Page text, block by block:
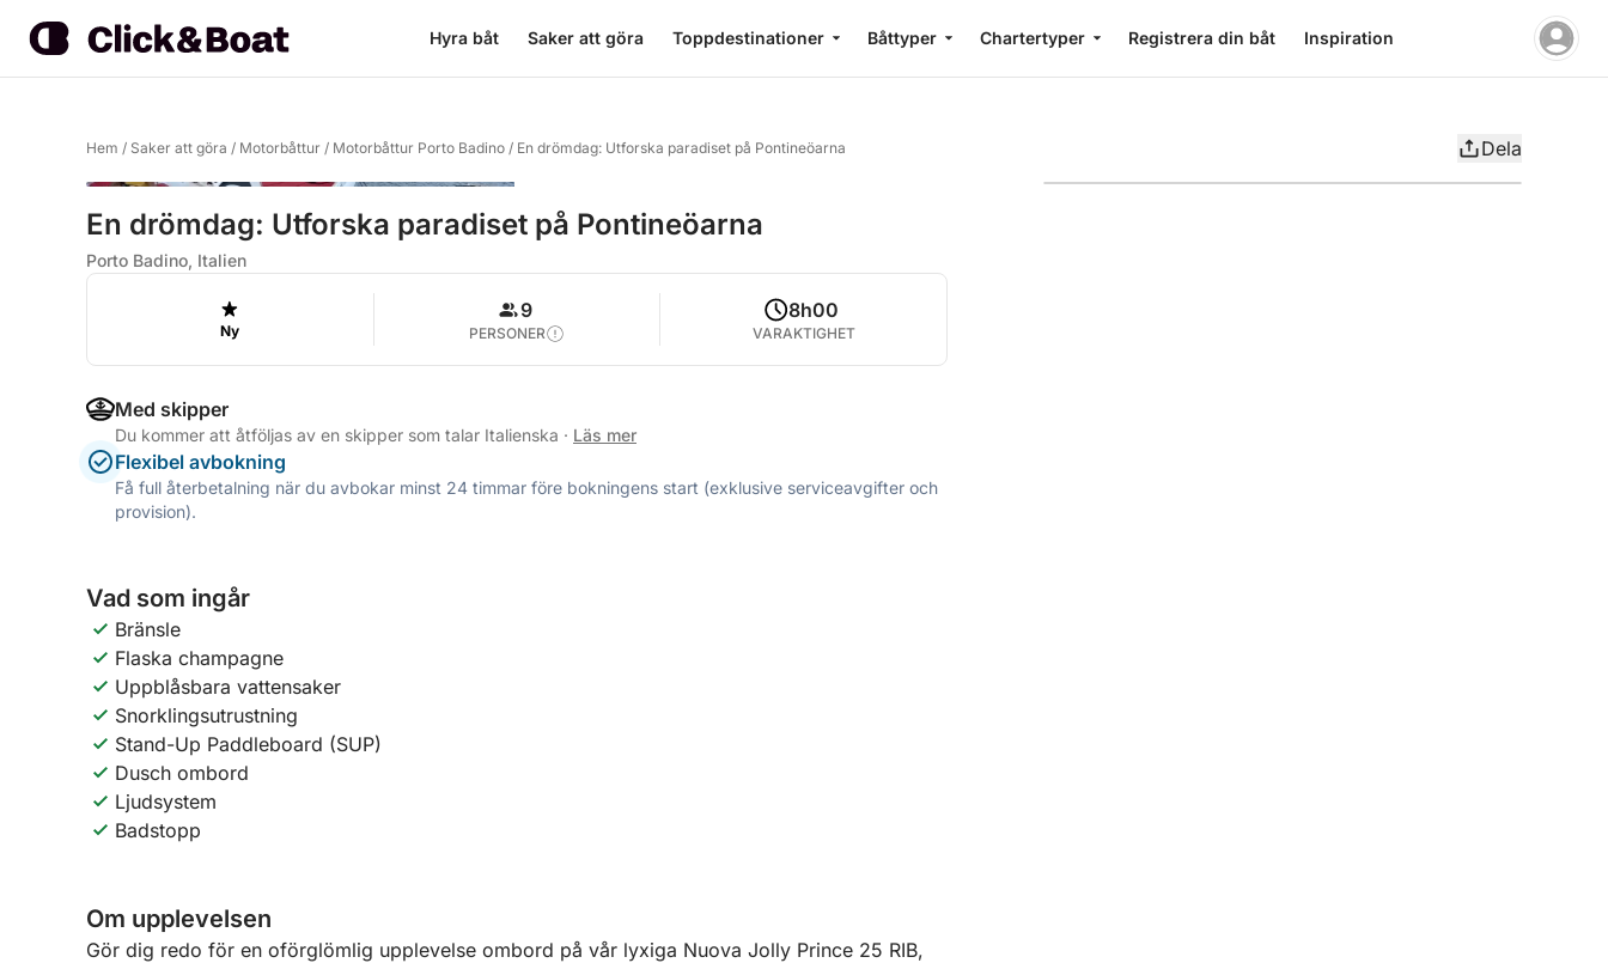
Hyra båt Saker att göra Toppdestinationer Båttyper Chartertyper Registrera din båt Inspiration
Hem / Saker att göra / Motorbåttur / Motorbåttur Porto Badino / En drömdag: Utforska paradiset på Pontineöarna Dela
En drömdag: Utforska paradiset på Pontineöarna
Porto Badino, Italien
Ny
9
PERSONER
8h00
VARAKTIGHET
Med skipper
Du kommer att åtföljas av en skipper som talar Italienska · Läs mer
Flexibel avbokning
Få full återbetalning när du avbokar minst 24 timmar före bokningens start (exklusive serviceavgifter och
provision).
Vad som ingår
Bränsle
Flaska champagne
Uppblåsbara vattensaker
Snorklingsutrustning
Stand-Up Paddleboard (SUP)
Dusch ombord
Ljudsystem
Badstopp
Om upplevelsen
Gör dig redo för en oförglömlig upplevelse ombord på vår lyxiga Nuova Jolly Prince 25 RIB,